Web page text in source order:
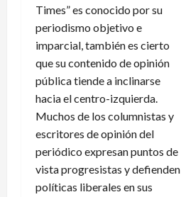
Times” es conocido por su
periodismo objetivo e
imparcial, también es cierto
que su contenido de opinión
pública tiende a inclinarse
hacia el centro-izquierda.
Muchos de los columnistas y
escritores de opinión del
periódico expresan puntos de
vista progresistas y defienden
políticas liberales en sus